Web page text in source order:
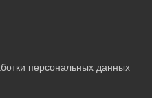
персональных данных